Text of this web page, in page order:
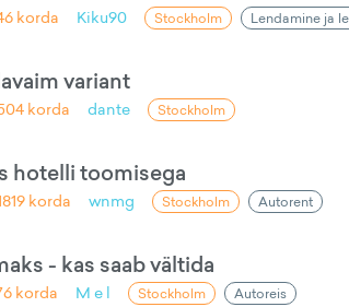
korda Kiku90 Stockholm Lendamine ja
variant
korda dante Stockholm
hotelli toomisega
korda wnmg Stockholm Autorent
- kas saab vältida
korda M e l Stockholm Autoreis